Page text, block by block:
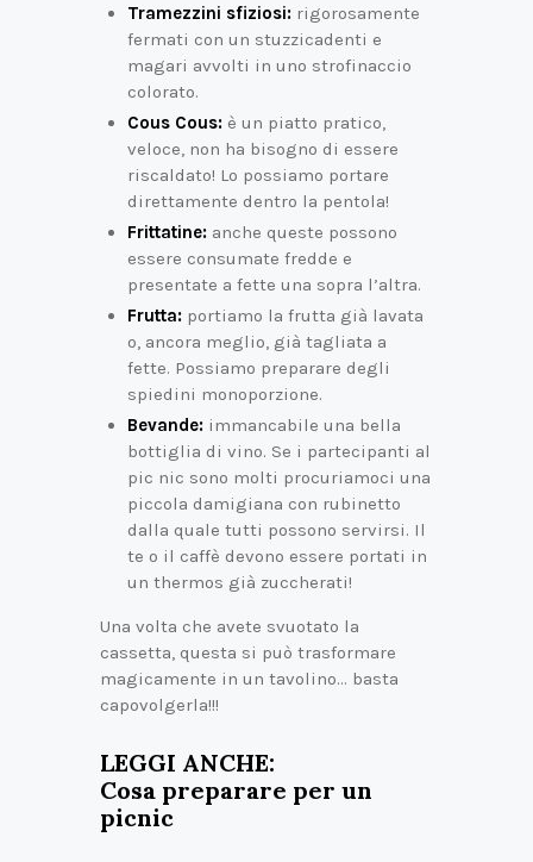
Tramezzini sfiziosi: rigorosamente
fermati con un stuzzicadenti e
magari avvolti in uno strofinaccio
colorato.
Cous Cous: è un piatto pratico,
veloce, non ha bisogno di essere
riscaldato! Lo possiamo portare
direttamente dentro la pentola!
Frittatine: anche queste possono
essere consumate fredde e
presentate a fette una sopra l’altra.
Frutta: portiamo la frutta già lavata
o, ancora meglio, già tagliata a
fette. Possiamo preparare degli
spiedini monoporzione.
Bevande: immancabile una bella
bottiglia di vino. Se i partecipanti al
pic nic sono molti procuriamoci una
piccola damigiana con rubinetto
dalla quale tutti possono servirsi. Il
te o il caffè devono essere portati in
un thermos già zuccherati!
Una volta che avete svuotato la
cassetta, questa si può trasformare
magicamente in un tavolino… basta
capovolgerla!!!
LEGGI ANCHE:
Cosa preparare per un
picnic